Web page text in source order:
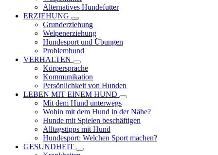
Alternatives Hundefutter
ERZIEHUNG
Grunderziehung
Welpenerziehung
Hundesport und Übungen
Problemhund
VERHALTEN
Körpersprache
Kommunikation
Persönlichkeit von Hunden
LEBEN MIT EINEM HUND
Mit dem Hund unterwegs
Wohin mit dem Hund in der Nähe?
Hunde mit Spielen beschäftigen
Alltagstipps mit Hund
Hundesport: Welchen Sport machen?
GESUNDHEIT